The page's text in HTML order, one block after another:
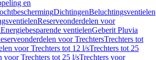
en
DichtingenBeluchtingsventielen
Reserveonderdelen voor
Energiebesparende ventielenGeberit Pluvia
voor TrechtersTrechters tot
voor Trechters tot 12 l/sTrechters tot 25
voor Trechters tot 25 l/sTrechters voor